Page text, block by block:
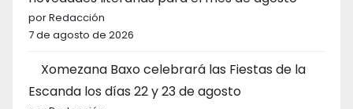
por Redacción
7 de agosto de 2026
Xomezana Baxo celebrará las Fiestas de la
Escanda los días 22 y 23 de agosto